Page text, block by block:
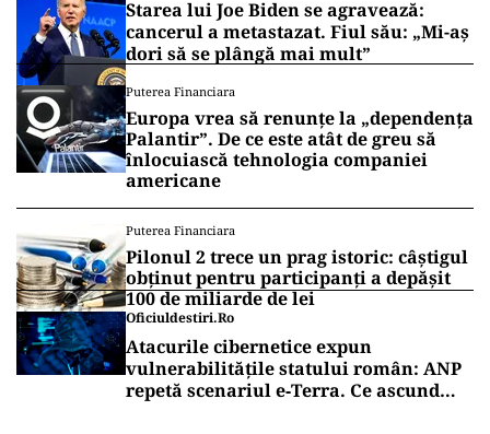
Starea lui Joe Biden se agravează:
cancerul a metastazat. Fiul său: „Mi-aș
dori să se plângă mai mult”
Puterea Financiara
Europa vrea să renunțe la „dependența
Palantir”. De ce este atât de greu să
înlocuiască tehnologia companiei
americane
Puterea Financiara
Pilonul 2 trece un prag istoric: câștigul
obținut pentru participanți a depășit
100 de miliarde de lei
Oficiuldestiri.ro
Atacurile cibernetice expun
vulnerabilitățile statului român: ANP
repetă scenariul e‑Terra. Ce ascund